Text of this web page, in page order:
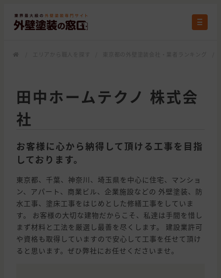
田中ホームテクノ 株式会
社
お客様に心から納得して頂ける工事を目指
しております。
東京都、千葉、神奈川、埼玉県を中心に住宅、マンショ
ン、アパート、商業ビル、企業施設などの 外壁塗装、防
水工事、塗床工事をはじめとした修繕工事をしていま
す。 お客様の大切な建物だからこそ、私達は手間を惜し
まず材料と工法を厳選し最善を尽くします。 建設業許可
や資格も取得していますので安心して工事を任せて頂け
ると思います。ぜひ弊社にお任せくださいませ。